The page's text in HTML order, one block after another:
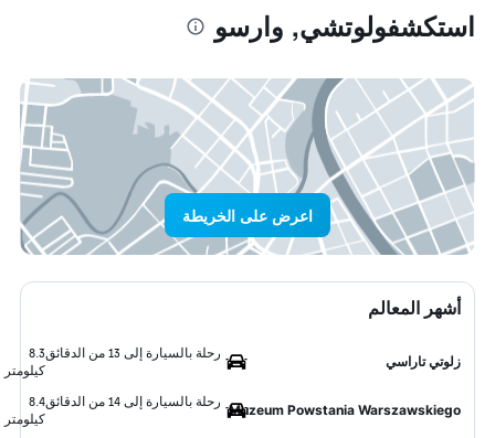
استكشفولوتشي, وارسو
اعرض على الخريطة
أشهر المعالم
زلوتي تاراسي
رحلة بالسيارة إلى 13 من الدقائق
8.3
كيلومتر
Muzeum Powstania Warszawskiego
رحلة بالسيارة إلى 14 من الدقائق
8.4
كيلومتر